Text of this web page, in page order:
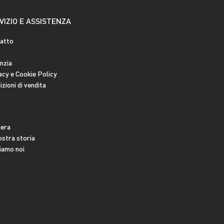
E ASSISTENZA
e Cookie Policy
di vendita
storia
noi